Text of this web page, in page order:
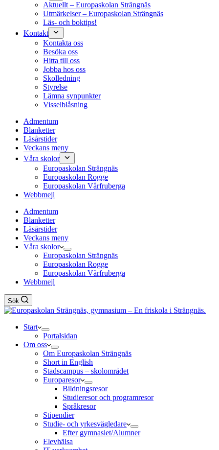
Aktuellt – Europaskolan Strängnäs
Utmärkelser – Europaskolan Strängnäs
Läs- och boktips!
Kontakt
Kontakta oss
Besöka oss
Hitta till oss
Jobba hos oss
Skolledning
Styrelse
Lämna synpunkter
Visselblåsning
Admentum
Blanketter
Läsårstider
Veckans meny
Våra skolor
Europaskolan Strängnäs
Europaskolan Rogge
Europaskolan Vårfruberga
Webbmejl
Admentum
Blanketter
Läsårstider
Veckans meny
Våra skolor
Europaskolan Strängnäs
Europaskolan Rogge
Europaskolan Vårfruberga
Webbmejl
Sök
Start
Portalsidan
Om oss
Om Europaskolan Strängnäs
Short in English
Stadscampus – skolområdet
Europaresor
Bildningsresor
Studieresor och programresor
Språkresor
Stipendier
Studie- och yrkesvägledare
Efter gymnasiet/Alumner
Elevhälsa